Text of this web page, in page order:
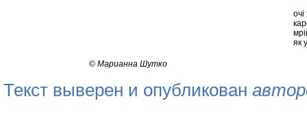
очі
як
© Марианна Шутко
Текст выверен и опубликован